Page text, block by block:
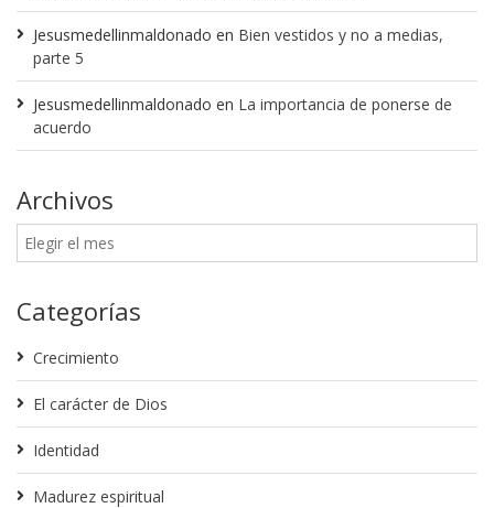
Jesusmedellinmaldonado en Bien vestidos y no a medias,
parte 5
Jesusmedellinmaldonado en La importancia de ponerse de
acuerdo
Archivos
Categorías
Crecimiento
El carácter de Dios
Identidad
Madurez espiritual